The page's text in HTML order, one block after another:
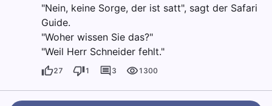
"Nein, keine Sorge, der ist satt", sagt der Safari
Guide.
"Woher wissen Sie das?"
"Weil Herr Schneider fehlt."
27 1 3 1300